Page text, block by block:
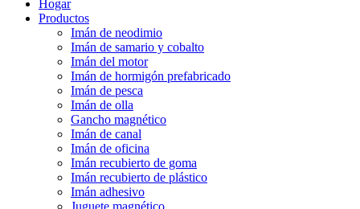
Hogar
Productos
Imán de neodimio
Imán de samario y cobalto
Imán del motor
Imán de hormigón prefabricado
Imán de pesca
Imán de olla
Gancho magnético
Imán de canal
Imán de oficina
Imán recubierto de goma
Imán recubierto de plástico
Imán adhesivo
Juguete magnético